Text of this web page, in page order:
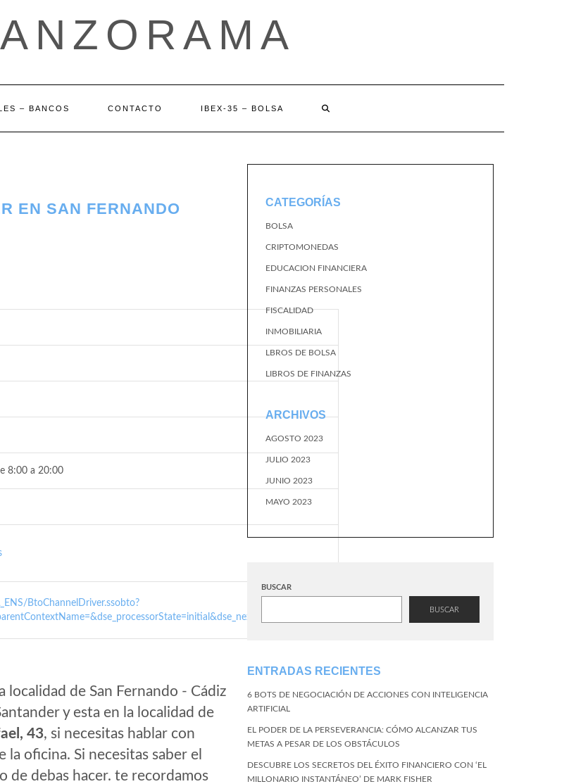
– BANCOS CONTACTO IBEX-35 – BOLSA
EN SAN FERNANDO
8:00 a 20:00
BtoChannelDriver.ssobto?
localidad de San Fernando - Cádiz
y esta en la localidad de
43, si necesitas hablar con
oficina. Si necesitas saber el
de debas hacer. te recordamos
CATEGORÍAS
BOLSA
CRIPTOMONEDAS
EDUCACION FINANCIERA
FINANZAS PERSONALES
FISCALIDAD
INMOBILIARIA
LBROS DE BOLSA
LIBROS DE FINANZAS
ARCHIVOS
AGOSTO 2023
JULIO 2023
JUNIO 2023
MAYO 2023
BUSCAR
BUSCAR
ENTRADAS RECIENTES
6 BOTS DE NEGOCIACIÓN DE ACCIONES CON INTELIGENCIA
ARTIFICIAL
EL PODER DE LA PERSEVERANCIA: CÓMO ALCANZAR TUS
METAS A PESAR DE LOS OBSTÁCULOS
DESCUBRE LOS SECRETOS DEL ÉXITO FINANCIERO CON ‘EL
MILLONARIO INSTANTÁNEO’ DE MARK FISHER